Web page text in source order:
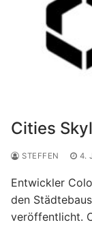
Cities
STEFFEN 4.
Entwickler
den
veröffentlicht.